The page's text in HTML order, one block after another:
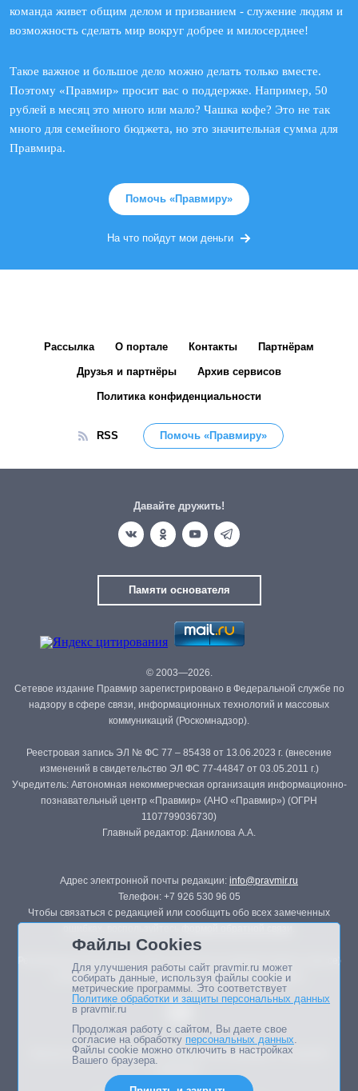
команда живет общим делом и призванием - служение людям и
возможность сделать мир вокруг добрее и милосерднее!
Такое важное и большое дело можно делать только вместе.
Поэтому «Правмир» просит вас о поддержке. Например, 50
рублей в месяц это много или мало? Чашка кофе? Это не так
много для семейного бюджета, но это значительная сумма для
Правмира.
Помочь «Правмиру»
На что пойдут мои деньги
Рассылка О портале Контакты Партнёрам
Друзья и партнёры Архив сервисов
Политика конфиденциальности
RSS Помочь «Правмиру»
Давайте дружить!
Памяти основателя
© 2003—2026.
Сетевое издание Правмир зарегистрировано в Федеральной службе по
надзору в сфере связи, информационных технологий и массовых
коммуникаций (Роскомнадзор).
Реестровая запись ЭЛ № ФС 77 – 85438 от 13.06.2023 г. (внесение
изменений в свидетельство ЭЛ ФС 77-44847 от 03.05.2011 г.)
Учредитель: Автономная некоммерческая организация информационно-
познавательный центр «Правмир» (АНО «Правмир») (ОГРН
1107799036730)
Главный редактор: Данилова А.А.
Адрес электронной почты редакции: info@pravmir.ru
Телефон: +7 926 530 96 05
Чтобы связаться с редакцией или сообщить обо всех замеченных
Републикация материалов сайта в печатных изданиях (книгах, прессе)
возможна только с письменного разрешения редакции.
Мнение авторов статей портала может не совпадать с позицией
Файлы Cookies
Для улучшения работы сайт pravmir.ru может
собирать данные, используя файлы cookie и
метрические программы. Это соответствует
Политике обработки и защиты персональных данных
в pravmir.ru
Продолжая работу с сайтом, Вы даете свое
согласие на обработку персональных данных.
Файлы cookie можно отключить в настройках
Вашего браузера.